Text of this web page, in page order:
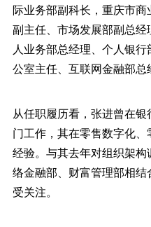
际业务部副科长，重庆市
副主任、市场发展部副总
人业务部总经理、个人银
公室主任、互联网金融部总
从任职履历看，张进曾在
门工作，其在零售数字化
经验。与其去年对组织架构
络金融部、财富管理部相
受关注。